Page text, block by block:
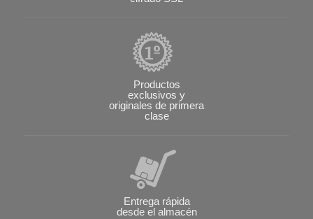
Productos
exclusivos y
originales de primera
clase
Entrega rápida
desde el almacén